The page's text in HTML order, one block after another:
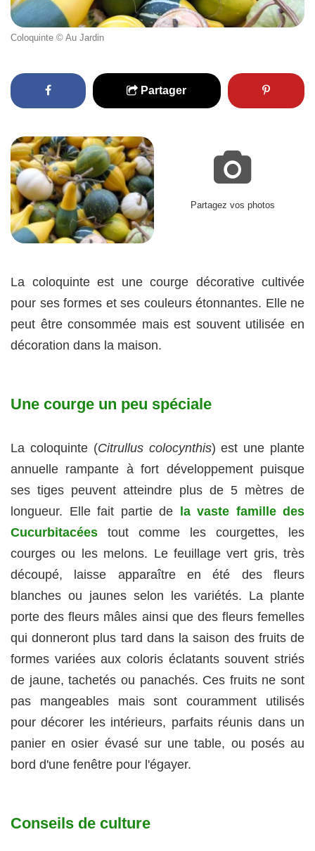
Coloquinte © Au Jardin
Partager
Partagez vos photos
La coloquinte est une courge décorative cultivée
pour ses formes et ses couleurs étonnantes. Elle ne
peut être consommée mais est souvent utilisée en
décoration dans la maison.
Une courge un peu spéciale
La coloquinte (Citrullus colocynthis) est une plante
annuelle rampante à fort développement puisque
ses tiges peuvent atteindre plus de 5 mètres de
longueur. Elle fait partie de
la vaste famille des
Cucurbitacées tout comme les courgettes, les
courges ou les melons. Le feuillage vert gris, très
découpé, laisse apparaître en été des fleurs
blanches ou jaunes selon les variétés. La plante
porte des fleurs mâles ainsi que des fleurs femelles
qui donneront plus tard dans la saison des fruits de
formes variées aux coloris éclatants souvent striés
de jaune, tachetés ou panachés. Ces fruits ne sont
pas mangeables mais sont couramment utilisés
pour décorer les intérieurs, parfaits réunis dans un
panier en osier évasé sur une table, ou posés au
bord d'une fenêtre pour l'égayer.
Conseils de culture